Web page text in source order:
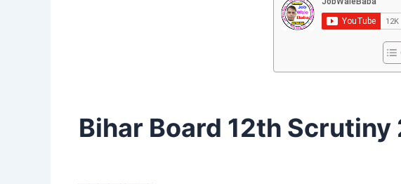
Bihar Board 12th Scrutiny